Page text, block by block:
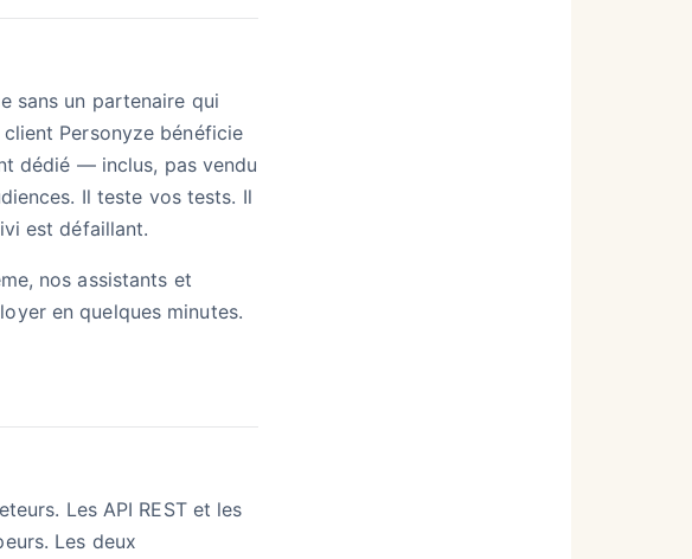
sans un partenaire qui
Personyze bénéficie
dédié — inclus, pas vendu
Il teste vos tests. Il
est défaillant.
nos assistants et
en quelques minutes.
Les API REST et les
Les deux